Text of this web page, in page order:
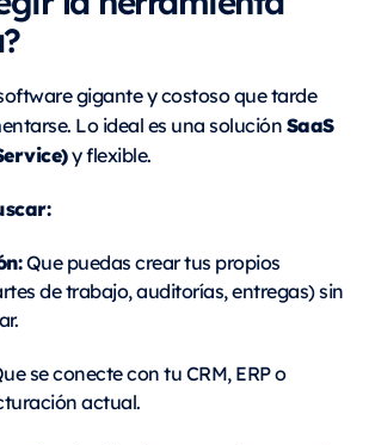
gigante y costoso que tarde
Lo ideal es una soluciónSaaS
y flexible.
Que puedas crear tus propios
de trabajo, auditorías, entregas) sin
se conecte con tu CRM, ERP o
actual.